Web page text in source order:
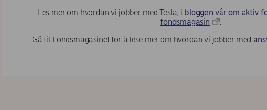
Les mer om hvordan vi jobber med Tesla, i bloggen vår om aktiv
fondsmagasin
.
Gå til Fondsmagasinet for å lese mer om hvordan vi jobber med